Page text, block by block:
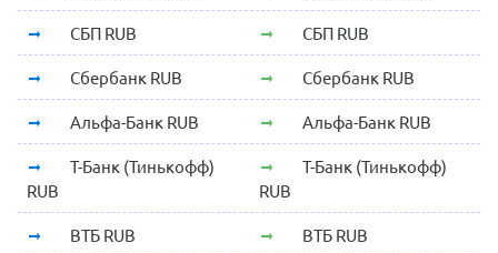
СБП RUB СБП RUB
Сбербанк RUB Сбербанк RUB
Альфа-Банк RUB Альфа-Банк RUB
Т-Банк (Тинькофф)
RUB
Т-Банк (Тинькофф)
RUB
ВТБ RUB ВТБ RUB